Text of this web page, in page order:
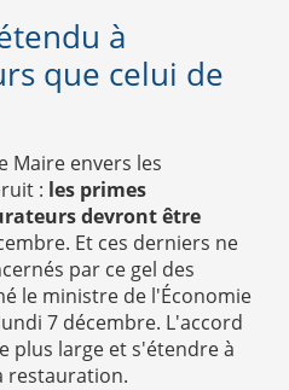
à
que celui de
Maire envers les
: les primes
devront être
Et ces derniers ne
par ce gel des
le ministre de l'Économie
7 décembre. L'accord
plus large et s'étendre à
restauration.